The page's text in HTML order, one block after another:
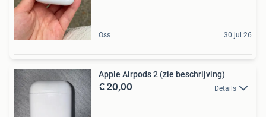
Oss 30 jul 26
Apple Airpods 2 (zie beschrijving)
€ 20,00 Details